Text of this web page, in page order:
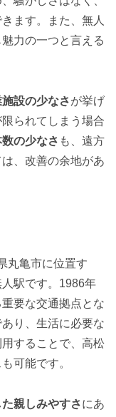
ます。また、無人
魅力の一つと言える
設の少なさが挙げ
られてしまう場合
の少なさ も、遠方
、改善の余地があ
丸亀市に位置す
駅です。1986年
要な交通拠点とな
り、生活に必要な
することで、高松
可能です。
親しみやすさにあ